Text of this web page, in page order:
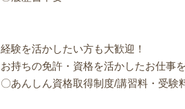
経験を活かしたい方も大歓迎！
お持ちの免許・資格を活かしたお仕事
〇あんしん資格取得制度/講習料・受